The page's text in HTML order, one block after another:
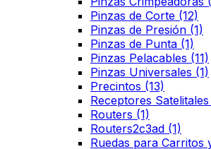
Pinzas de Corte (12)
Pinzas de Presión (1)
Pinzas de Punta (1)
Pinzas Pelacables (11)
Pinzas Universales (1)
Precintos (13)
Receptores Satelitales
Routers (1)
Routers2c3ad (1)
Ruedas para Carritos